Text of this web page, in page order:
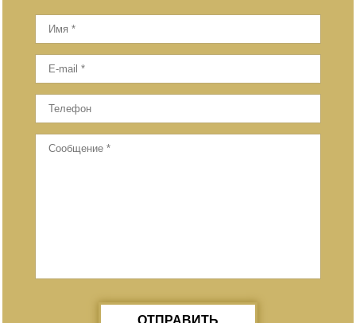
ОТПРАВИТЬ